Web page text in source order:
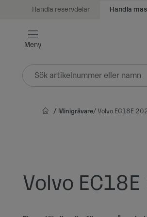
Vidare
innehåll
Handla reservdelar Handla
Meny
Minigrävare Volvo EC18E
Volvo